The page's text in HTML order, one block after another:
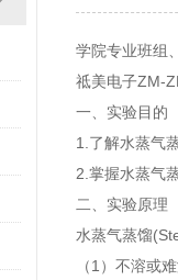
学院专
祗美电子ZM-
一、实验目的
1.了解水蒸气
2.掌握水蒸气
二、实验原理
水蒸气蒸馏
（1）不溶或